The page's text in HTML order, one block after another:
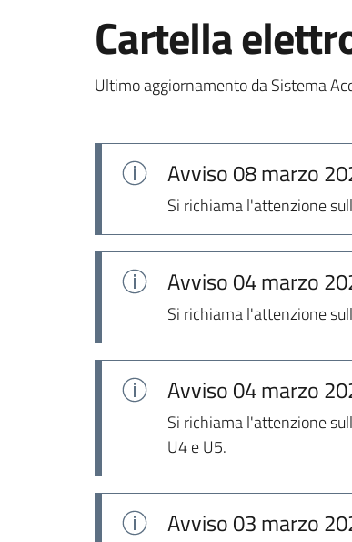
Cartella
Ultimo aggiornamento da Sistema
Avviso08 marzo
Si richiama l'attenzione
Avviso04 marzo
Si richiama l'attenzione
Avviso04 marzo
Si richiama l'attenzione
U4 e U5.
Avviso03 marzo